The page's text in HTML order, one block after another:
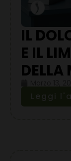
IL
E IL
DELLA
Leggi